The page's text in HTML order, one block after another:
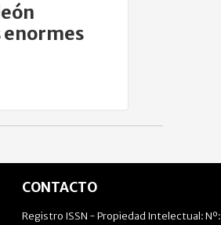
enormes
CONTACTO
Registro ISSN - Propiedad Intelectual: Nº: